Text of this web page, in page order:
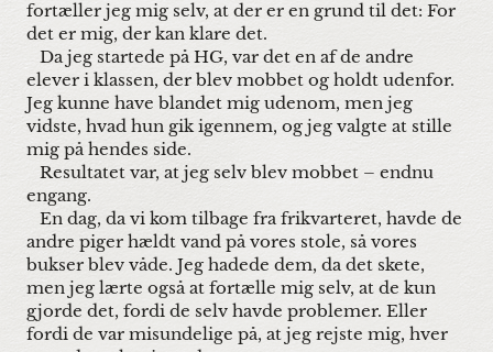
fortæller jeg mig selv, at der er en grund til det: For
det er mig, der kan klare det.
Da jeg startede på HG, var det en af de andre
elever i klassen, der blev mobbet og holdt udenfor.
Jeg kunne have blandet mig udenom, men jeg
vidste, hvad hun gik igennem, og jeg valgte at stille
mig på hendes side.
Resultatet var, at jeg selv blev mobbet – endnu
engang.
En dag, da vi kom tilbage fra frikvarteret, havde de
andre piger hældt vand på vores stole, så vores
bukser blev våde. Jeg hadede dem, da det skete,
men jeg lærte også at fortælle mig selv, at de kun
gjorde det, fordi de selv havde problemer. Eller
fordi de var misundelige på, at jeg rejste mig, hver